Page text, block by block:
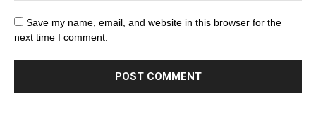
Save my name, email, and website in this browser for the
next time I comment.